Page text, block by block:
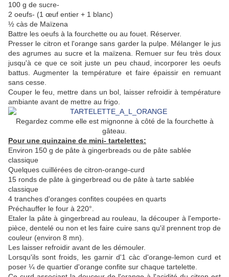
100 g de sucre-
2 oeufs- (1 œuf entier + 1 blanc)
½ càs de Maïzena
Battre les oeufs à la fourchette ou au fouet. Réserver.
Presser le citron et l'orange sans garder la pulpe. Mélanger le jus
des agrumes au sucre et la maïzena. Remuer sur feu très doux
jusqu'à ce que ce soit juste un peu chaud, incorporer les oeufs
battus. Augmenter la température et faire épaissir en remuant
sans cesse.
Couper le feu, mettre dans un bol, laisser refroidir à température
ambiante avant de mettre au frigo.
Regardez comme elle est mignonne à côté de la fourchette à
gâteau.
Pour une quinzaine de mini- tartelettes:
Environ 150 g de pâte à gingerbreads ou de pâte sablée
classique
Quelques cuillérées de citron-orange-curd
15 ronds de pâte à gingerbread ou de pâte à tarte sablée
classique
4 tranches d'oranges confites coupées en quarts
Préchauffer le four à 220°.
Etaler la pâte à gingerbread au rouleau, la découper à l'emporte-
pièce, dentelé ou non et les faire cuire sans qu'il prennent trop de
couleur (environ 8 mn).
Les laisser refroidir avant de les démouler.
Lorsqu'ils sont froids, les garnir d'1 càc d'orange-lemon curd et
poser ¼ de quartier d'orange confite sur chaque tartelette.